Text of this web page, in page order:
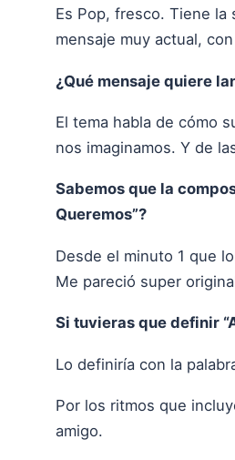
Es Pop, fresco. Tiene
mensaje muy actual,
¿Qué mensaje quiere
El tema habla de cómo
nos imaginamos. Y de
Sabemos que la
Queremos”?
Desde el minuto 1 que
Me pareció super
Si tuvieras que definir
Lo definiría con la
Por los ritmos que
amigo.